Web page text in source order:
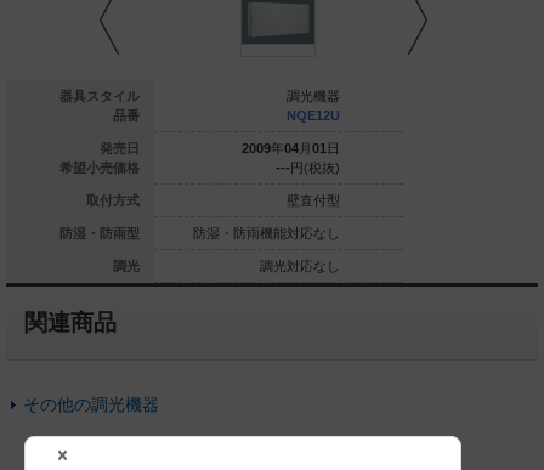
器具スタイル
品番
発売日
希望小売価格
取付方式
防湿・防雨型
調光
調光機器
円(税抜)
壁直付型
機能対応なし
調光機器
NQE12U
2009年04 月 01 日
---円(税抜)
壁直付型
防湿・防雨機能対応なし
調光対応なし
関連商品
その他の調光機器